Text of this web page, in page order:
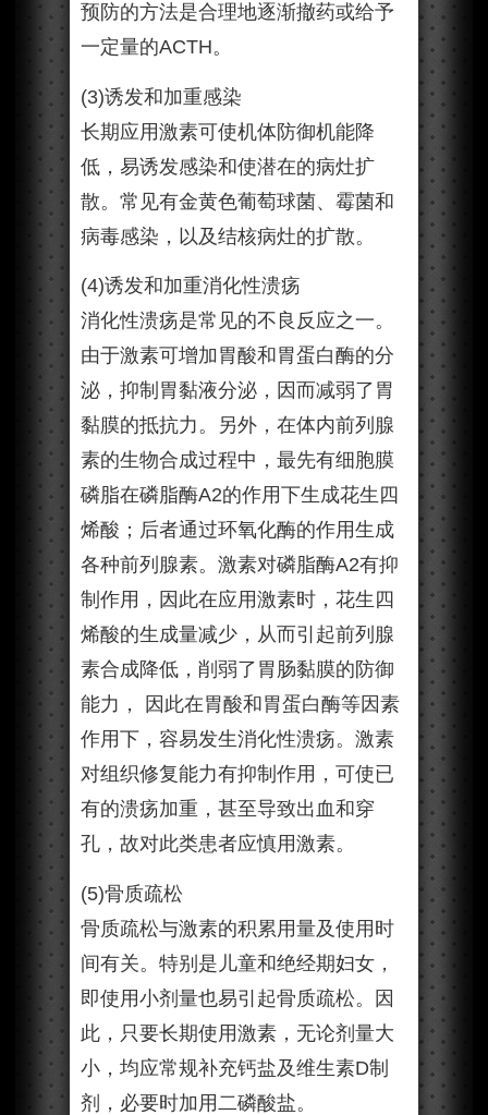
预防的方法是合理地逐渐撤药或给予
一定量的ACTH。
(3)诱发和加重感染
长期应用激素可使机体防御机能降
低，易诱发感染和使潜在的病灶扩
散。常见有金黄色葡萄球菌、霉菌和
病毒感染，以及结核病灶的扩散。
(4)诱发和加重消化性溃疡
消化性溃疡是常见的不良反应之一。
由于激素可增加胃酸和胃蛋白酶的分
泌，抑制胃黏液分泌，因而减弱了胃
黏膜的抵抗力。另外，在体内前列腺
素的生物合成过程中，最先有细胞膜
磷脂在磷脂酶A2的作用下生成花生四
烯酸；后者通过环氧化酶的作用生成
各种前列腺素。激素对磷脂酶A2有抑
制作用，因此在应用激素时，花生四
烯酸的生成量减少，从而引起前列腺
素合成降低，削弱了胃肠黏膜的防御
能力， 因此在胃酸和胃蛋白酶等因素
作用下，容易发生消化性溃疡。激素
对组织修复能力有抑制作用，可使已
有的溃疡加重，甚至导致出血和穿
孔，故对此类患者应慎用激素。
(5)骨质疏松
骨质疏松与激素的积累用量及使用时
间有关。特别是儿童和绝经期妇女，
即使用小剂量也易引起骨质疏松。因
此，只要长期使用激素，无论剂量大
小，均应常规补充钙盐及维生素D制
剂，必要时加用二磷酸盐。